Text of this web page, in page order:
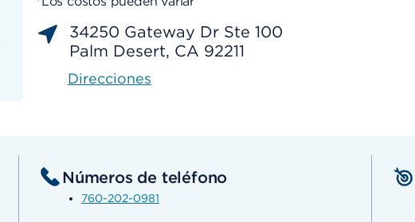
34250 Gateway Dr Ste 100
Palm Desert, CA 92211
Direcciones
Números de teléfono
760-202-0981